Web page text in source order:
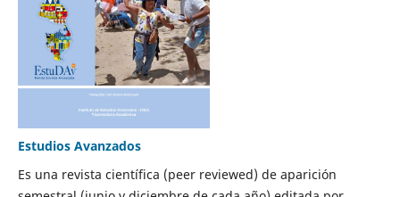
Estudios Avanzados
Es una revista científica (peer reviewed) de aparición